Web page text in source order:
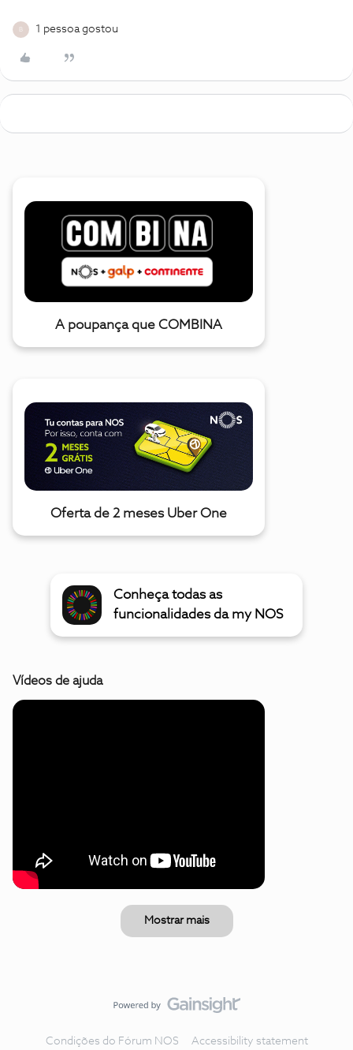
1 pessoa gostou
A poupança que COMBINA
Oferta de 2 meses Uber One
Conheça todas as
funcionalidades da my NOS
Vídeos de ajuda
Mostrar mais
Condições do Fórum NOS Accessibility statement